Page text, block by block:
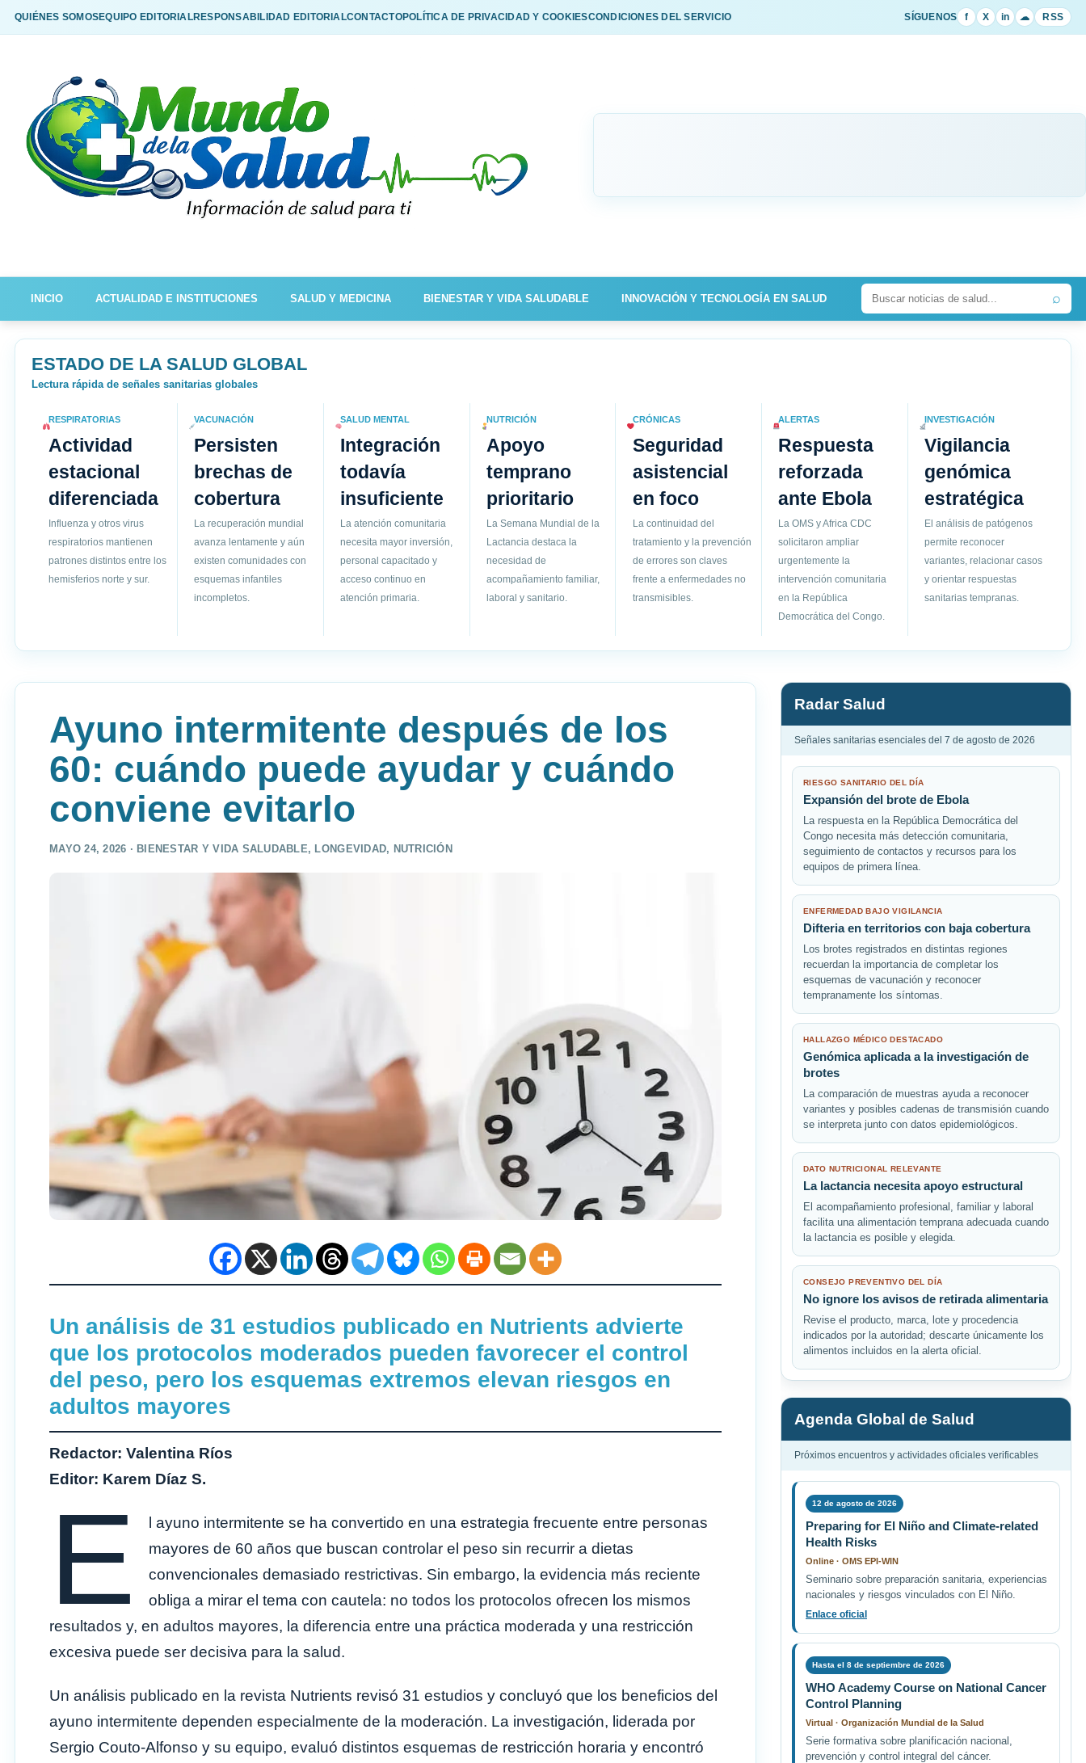
QUIÉNES SOMOSEQUIPO EDITORIALRESPONSABILIDAD EDITORIALCONTACTOPOLÍTICA DE PRIVACIDAD Y COOKIESCONDICIONES DEL SERVICIO SÍGUENOS f X in ☁ RSS
INICIO ACTUALIDAD E INSTITUCIONES SALUD Y MEDICINA BIENESTAR Y VIDA SALUDABLE INNOVACIÓN Y TECNOLOGÍA EN SALUD ⌕
ESTADO DE LA SALUD GLOBAL
Lectura rápida de señales sanitarias globales
RESPIRATORIAS
Actividad
estacional
diferenciada
Influenza y otros virus
respiratorios mantienen
patrones distintos entre los
hemisferios norte y sur.
VACUNACIÓN
Persisten
brechas de
cobertura
La recuperación mundial
avanza lentamente y aún
existen comunidades con
esquemas infantiles
incompletos.
SALUD MENTAL
Integración
todavía
insuficiente
La atención comunitaria
necesita mayor inversión,
personal capacitado y
acceso continuo en
atención primaria.
NUTRICIÓN
Apoyo
temprano
prioritario
La Semana Mundial de la
Lactancia destaca la
necesidad de
acompañamiento familiar,
laboral y sanitario.
CRÓNICAS
Seguridad
asistencial
en foco
La continuidad del
tratamiento y la prevención
de errores son claves
frente a enfermedades no
transmisibles.
ALERTAS
Respuesta
reforzada
ante Ebola
La OMS y Africa CDC
solicitaron ampliar
urgentemente la
intervención comunitaria
en la República
Democrática del Congo.
INVESTIGACIÓN
Vigilancia
genómica
estratégica
El análisis de patógenos
permite reconocer
variantes, relacionar casos
y orientar respuestas
sanitarias tempranas.
Ayuno intermitente después de los
60: cuándo puede ayudar y cuándo
conviene evitarlo
MAYO 24, 2026 · BIENESTAR Y VIDA SALUDABLE, LONGEVIDAD, NUTRICIÓN
Un análisis de 31 estudios publicado en Nutrients advierte
que los protocolos moderados pueden favorecer el control
del peso, pero los esquemas extremos elevan riesgos en
adultos mayores
Redactor: Valentina Ríos
Editor: Karem Díaz S.
E
l ayuno intermitente se ha convertido en una estrategia frecuente entre personas
mayores de 60 años que buscan controlar el peso sin recurrir a dietas
convencionales demasiado restrictivas. Sin embargo, la evidencia más reciente
obliga a mirar el tema con cautela: no todos los protocolos ofrecen los mismos
resultados y, en adultos mayores, la diferencia entre una práctica moderada y una restricción
excesiva puede ser decisiva para la salud.
Un análisis publicado en la revista Nutrients revisó 31 estudios y concluyó que los beneficios del
ayuno intermitente dependen especialmente de la moderación. La investigación, liderada por
Sergio Couto-Alfonso y su equipo, evaluó distintos esquemas de restricción horaria y encontró
Radar Salud
Señales sanitarias esenciales del 7 de agosto de 2026
RIESGO SANITARIO DEL DÍA
Expansión del brote de Ebola
La respuesta en la República Democrática del
Congo necesita más detección comunitaria,
seguimiento de contactos y recursos para los
equipos de primera línea.
ENFERMEDAD BAJO VIGILANCIA
Difteria en territorios con baja cobertura
Los brotes registrados en distintas regiones
recuerdan la importancia de completar los
esquemas de vacunación y reconocer
tempranamente los síntomas.
HALLAZGO MÉDICO DESTACADO
Genómica aplicada a la investigación de
brotes
La comparación de muestras ayuda a reconocer
variantes y posibles cadenas de transmisión cuando
se interpreta junto con datos epidemiológicos.
DATO NUTRICIONAL RELEVANTE
La lactancia necesita apoyo estructural
El acompañamiento profesional, familiar y laboral
facilita una alimentación temprana adecuada cuando
la lactancia es posible y elegida.
CONSEJO PREVENTIVO DEL DÍA
No ignore los avisos de retirada alimentaria
Revise el producto, marca, lote y procedencia
indicados por la autoridad; descarte únicamente los
alimentos incluidos en la alerta oficial.
Agenda Global de Salud
Próximos encuentros y actividades oficiales verificables
12 de agosto de 2026
Preparing for El Niño and Climate-related
Health Risks
Online · OMS EPI-WIN
Seminario sobre preparación sanitaria, experiencias
nacionales y riesgos vinculados con El Niño.
Enlace oficial
Hasta el 8 de septiembre de 2026
WHO Academy Course on National Cancer
Control Planning
Virtual · Organización Mundial de la Salud
Serie formativa sobre planificación nacional,
prevención y control integral del cáncer.